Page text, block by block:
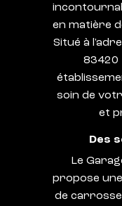
en matière
Situé à
83420
soin de
et
Des
Le
propose
de